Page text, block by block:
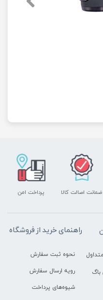
پرداخت امن ضمانت اصالت کالا
راهنمای خرید از فروشگاه
نحوه ثبت سفارش
رویه ارسال سفارش
شیوه‌های پرداخت